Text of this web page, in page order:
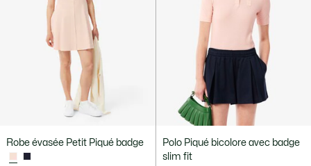
Robe évasée Petit Piqué badge
Polo Piqué bicolore avec badge
slim fit